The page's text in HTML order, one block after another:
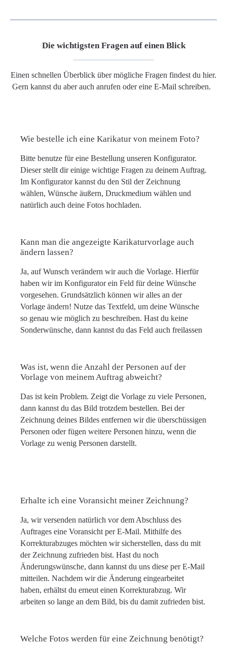
Die wichtigsten Fragen auf einen Blick
Einen schnellen Überblick über mögliche Fragen findest du hier.
Gern kannst du aber auch anrufen oder eine E-Mail schreiben.
Wie bestelle ich eine Karikatur von meinem Foto?
Bitte benutze für eine Bestellung unseren Konfigurator.
Dieser stellt dir einige wichtige Fragen zu deinem Auftrag.
Im Konfigurator kannst du den Stil der Zeichnung
wählen, Wünsche äußern, Druckmedium wählen und
natürlich auch deine Fotos hochladen.
Kann man die angezeigte Karikaturvorlage auch
ändern lassen?
Ja, auf Wunsch verändern wir auch die Vorlage. Hierfür
haben wir im Konfigurator ein Feld für deine Wünsche
vorgesehen. Grundsätzlich können wir alles an der
Vorlage ändern! Nutze das Textfeld, um deine Wünsche
so genau wie möglich zu beschreiben. Hast du keine
Sonderwünsche, dann kannst du das Feld auch freilassen
Was ist, wenn die Anzahl der Personen auf der
Vorlage von meinem Auftrag abweicht?
Das ist kein Problem. Zeigt die Vorlage zu viele Personen,
dann kannst du das Bild trotzdem bestellen. Bei der
Zeichnung deines Bildes entfernen wir die überschüssigen
Personen oder fügen weitere Personen hinzu, wenn die
Vorlage zu wenig Personen darstellt.
Erhalte ich eine Voransicht meiner Zeichnung?
Ja, wir versenden natürlich vor dem Abschluss des
Auftrages eine Voransicht per E-Mail. Mithilfe des
Korrekturabzuges möchten wir sicherstellen, dass du mit
der Zeichnung zufrieden bist. Hast du noch
Änderungswünsche, dann kannst du uns diese per E-Mail
mitteilen. Nachdem wir die Änderung eingearbeitet
haben, erhältst du erneut einen Korrekturabzug. Wir
arbeiten so lange an dem Bild, bis du damit zufrieden bist.
Welche Fotos werden für eine Zeichnung benötigt?